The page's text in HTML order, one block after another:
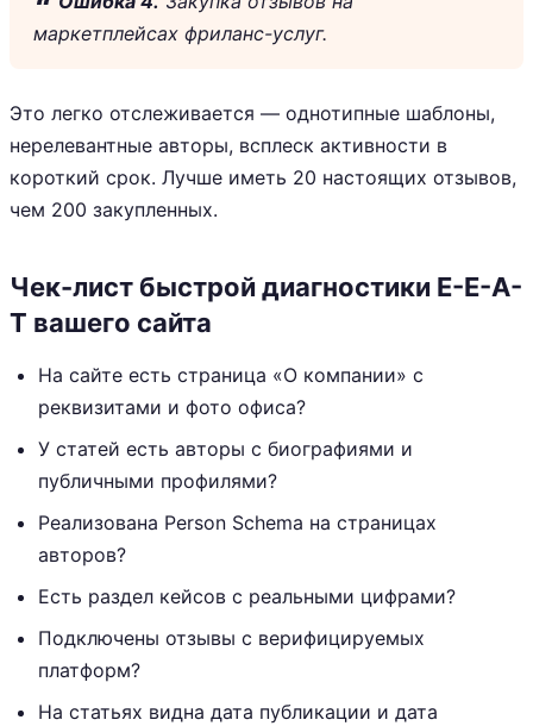
маркетплейсах фриланс-услуг.
Это легко отслеживается — однотипные шаблоны,
нерелевантные авторы, всплеск активности в
короткий срок. Лучше иметь 20 настоящих отзывов,
чем 200 закупленных.
Чек-лист быстрой диагностики E-E-A-
T вашего сайта
На сайте есть страница «О компании» с
реквизитами и фото офиса?
У статей есть авторы с биографиями и
публичными профилями?
Реализована Person Schema на страницах
авторов?
Есть раздел кейсов с реальными цифрами?
Подключены отзывы с верифицируемых
платформ?
На статьях видна дата публикации и дата